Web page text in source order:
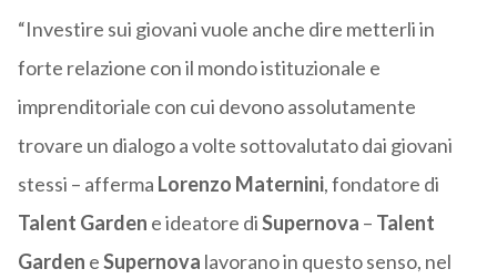
“Investire sui giovani vuole anche dire metterli in
forte relazione con il mondo istituzionale e
imprenditoriale con cui devono assolutamente
trovare un dialogo a volte sottovalutato dai giovani
stessi – afferma Lorenzo Maternini, fondatore di
Talent Garden e ideatore diSupernova – Talent
Garden eSupernova lavorano in questo senso, nel